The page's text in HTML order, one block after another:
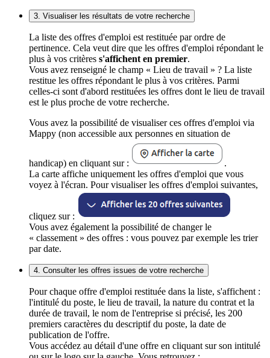
3. Visualiser les résultats de votre recherche
La liste des offres d'emploi est restituée par ordre de
pertinence. Cela veut dire que les offres d'emploi répondant le
plus à vos critères s'affichent en premier.
Vous avez renseigné le champ « Lieu de travail » ? La liste
restitue les offres répondant le plus à vos critères. Parmi
celles-ci sont d'abord restituées les offres dont le lieu de travail
est le plus proche de votre recherche.
Vous avez la possibilité de visualiser ces offres d'emploi via
Mappy (non accessible aux personnes en situation de
handicap) en cliquant sur :
.
La carte affiche uniquement les offres d'emploi que vous
voyez à l'écran. Pour visualiser les offres d'emploi suivantes,
cliquez sur :
Vous avez également la possibilité de changer le
« classement » des offres : vous pouvez par exemple les trier
par date.
4. Consulter les offres issues de votre recherche
Pour chaque offre d'emploi restituée dans la liste, s'affichent :
l'intitulé du poste, le lieu de travail, la nature du contrat et la
durée de travail, le nom de l'entreprise si précisé, les 200
premiers caractères du descriptif du poste, la date de
publication de l'offre.
Vous accédez au détail d'une offre en cliquant sur son intitulé